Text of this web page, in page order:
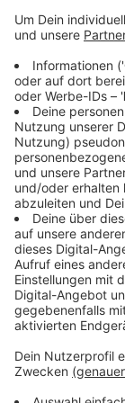
Anzeige
Sie geht nicht
Farbstoff liegt.
Mai,
dafür ein
ausprobieren.
Bereits im
die weißen
aufzubringen,
Anzeige